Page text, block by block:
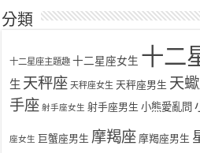
分類
十二星座主題趣 十二星座女生 十二
生 天秤座 天秤座女生 天秤座男生 天
手座 射手座女生 射手座男生 小熊愛亂問
座女生 巨蟹座男生 摩羯座 摩羯座男生